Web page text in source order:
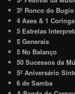
3º Ronco do Bugio
4 Ases & 1 Coringa
5 Estrelas
5 Generais
5 No Balanço
50 Sucessos da
5º Aniversário
6 de Samba